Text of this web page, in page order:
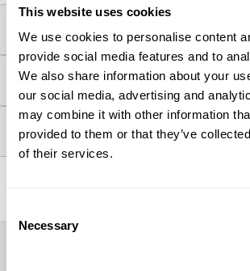
This website uses cookies
We use cookies to personalise content
provide social media features and to
We also share information about your
our social media, advertising and
may combine it with other information
provided to them or that they’ve
of their services.
Selection
Necessary
FRANCHIGIE
DOTAZIONI & OPTIONAL